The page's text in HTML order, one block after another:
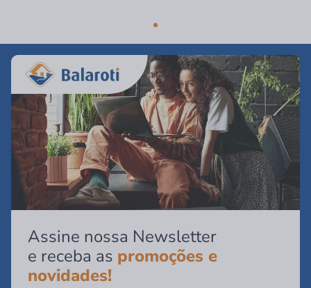
Assine nossa Newsletter
e receba as promoções e
novidades!